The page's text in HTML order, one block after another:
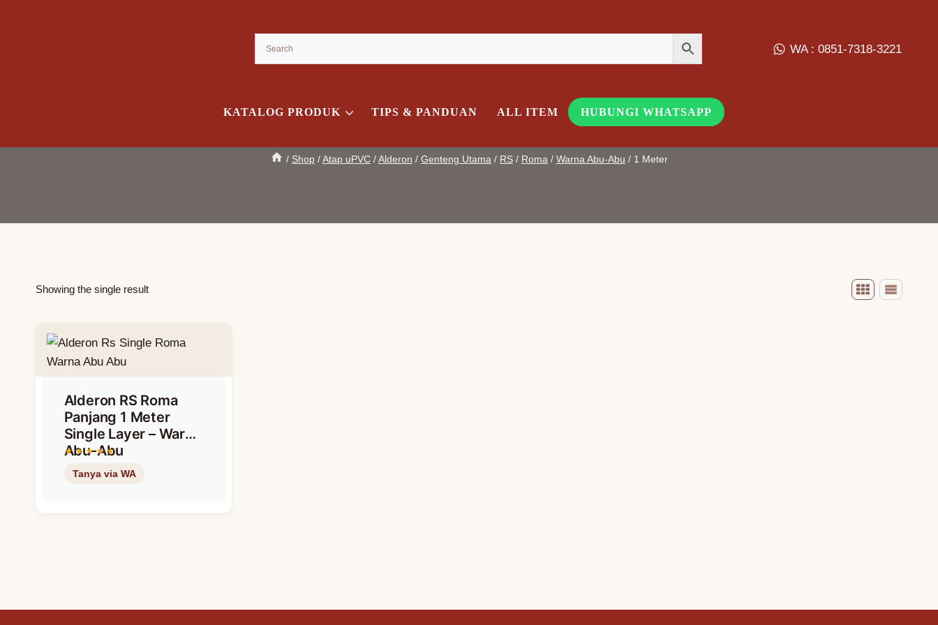
WA : 0851-7318-3221
KATALOG PRODUK TIPS & PANDUAN ALL ITEM HUBUNGI WHATSAPP
1 Meter
/ Shop /Atap uPVC /Alderon / Genteng Utama / RS / Roma / Warna Abu-Abu / 1 Meter
Showing the single result
Alderon RS Roma
Panjang 1 Meter
Single Layer – Warna
Abu-Abu